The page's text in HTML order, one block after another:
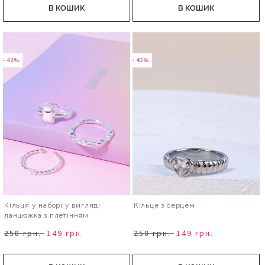
В КОШИК В КОШИК
- 42%
Кільця у наборі у вигляді
ланцюжка з плетінням
258 грн. 149 грн.
- 42%
Кільце з серцем
258 грн. 149 грн.